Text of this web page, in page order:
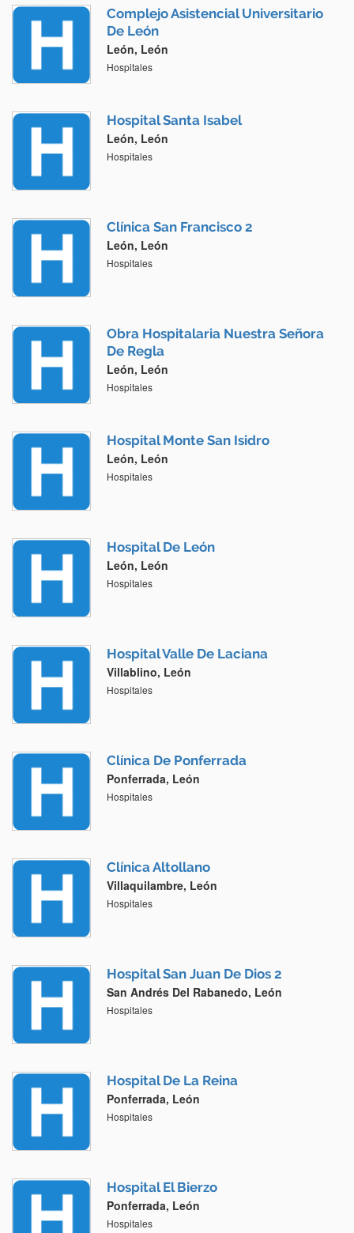
Complejo Asistencial Universitario
De León
León, León
Hospitales
Hospital Santa Isabel
León, León
Hospitales
Clínica San Francisco 2
León, León
Hospitales
Obra Hospitalaria Nuestra Señora
De Regla
León, León
Hospitales
Hospital Monte San Isidro
León, León
Hospitales
Hospital De León
León, León
Hospitales
Hospital Valle De Laciana
Villablino, León
Hospitales
Clínica De Ponferrada
Ponferrada, León
Hospitales
Clínica Altollano
Villaquilambre, León
Hospitales
Hospital San Juan De Dios 2
San Andrés Del Rabanedo, León
Hospitales
Hospital De La Reina
Ponferrada, León
Hospitales
Hospital El Bierzo
Ponferrada, León
Hospitales